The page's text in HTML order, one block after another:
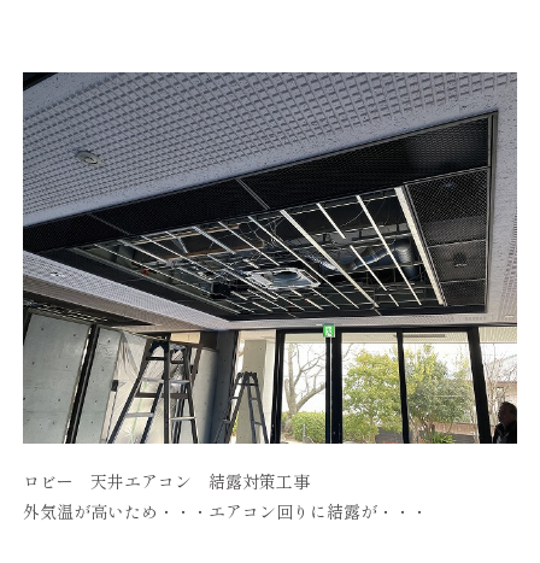
ロビー 天井エアコン 結露対策工事
外気温が高いため・・・エアコン回りに結露が・・・